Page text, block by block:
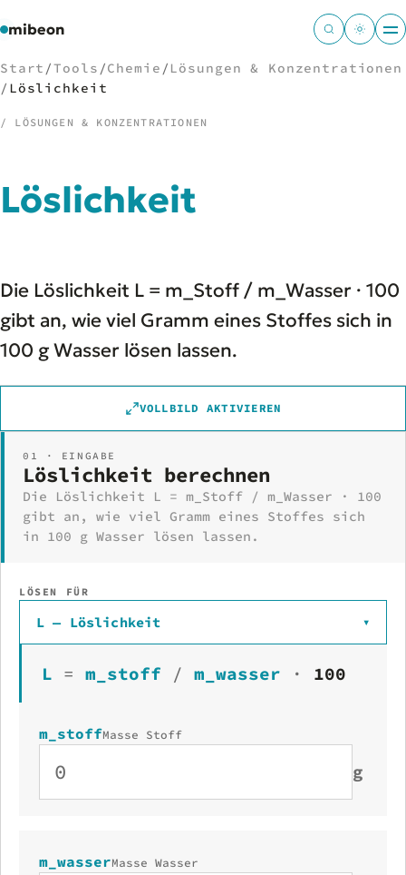
mibeon
01Start
05Docs
06Tools
07Welten
Start /Tools /Chemie / Lösungen & Konzentrationen
/ Löslichkeit
/ LÖSUNGEN & KONZENTRATIONEN
Löslichkeit
Die Löslichkeit L = m_Stoff / m_Wasser · 100
gibt an, wie viel Gramm eines Stoffes sich in
100 g Wasser lösen lassen.
VOLLBILD AKTIVIEREN
01 · EINGABE
Löslichkeit berechnen
Die Löslichkeit L = m_Stoff / m_Wasser · 100
gibt an, wie viel Gramm eines Stoffes sich
in 100 g Wasser lösen lassen.
LÖSEN FÜR
L — Löslichkeit ▾
L = m_stoff / m_wasser · 100
m_stoffMasse Stoff
g
m_wasserMasse Wasser